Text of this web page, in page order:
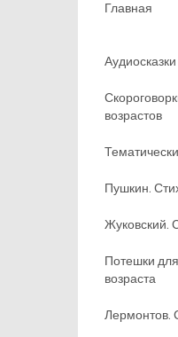
Главная
возрастов
Пушкин.
Жуковский.
Потешки
возраста
Лермонтов.